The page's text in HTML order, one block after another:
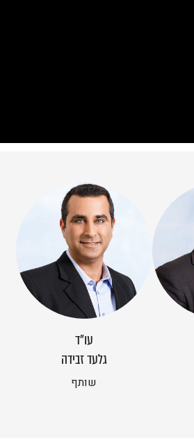
עו״ד
גלעד זבידה
שותף